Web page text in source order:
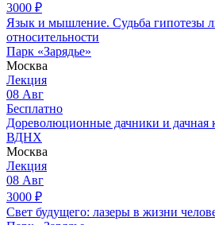
3000 ₽
Язык и мышление. Судьба гипотезы
относительности
Парк «Зарядье»
Москва
Лекция
08 Авг
Бесплатно
Дореволюционные дачники и дачная
ВДНХ
Москва
Лекция
08 Авг
3000 ₽
Свет будущего: лазеры в жизни